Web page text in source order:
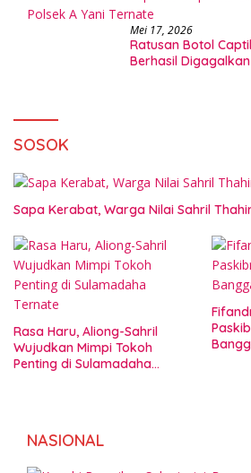
Mei 17, 2026
Ratusan Botol
Berhasil
SOSOK
Sapa Kerabat, Warga Nilai Sahril
Rasa Haru, Aliong-Sahril
Wujudkan Mimpi Tokoh
Penting di Sulamadaha
NASIONAL